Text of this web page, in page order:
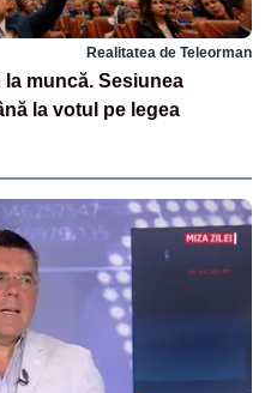
Realitatea de Teleorman
muncă. Sesiunea
la votul pe legea